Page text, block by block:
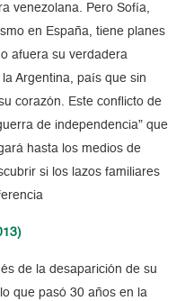
venezolana. Pero Sofía,
en España, tiene planes
afuera su verdadera
Argentina, país que sin
corazón. Este conflicto de
de independencia” que
hasta los medios de
si los lazos familiares
de la desaparición de su
que pasó 30 años en la